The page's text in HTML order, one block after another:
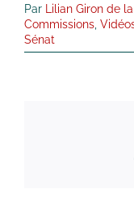
Par Lilian Giron de
Commissions
Sénat